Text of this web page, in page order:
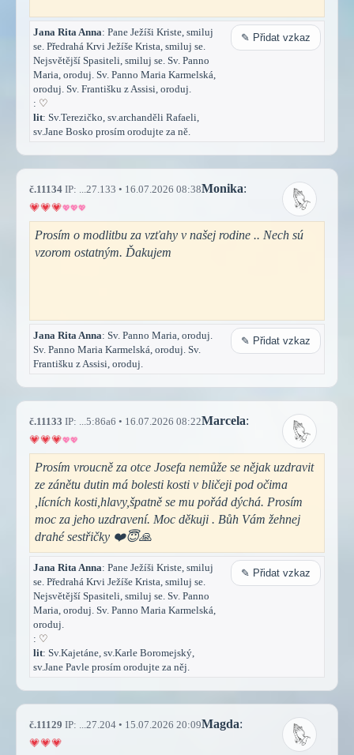
Jana Rita Anna: Pane Ježíši Kriste, smiluj
se. Předrahá Krvi Ježíše Krista, smiluj se.
Nejsvětější Spasiteli, smiluj se. Sv. Panno
Maria, oroduj. Sv. Panno Maria Karmelská,
oroduj. Sv. Františku z Assisi, oroduj.
: ♡
lit: Sv.Terezičko, sv.archanděli Rafaeli,
sv.Jane Bosko prosím orodujte za ně.
✎ Přidat vzkaz
č.11134 IP: ...27.133 • 16.07.2026 08:38Monika:
Prosím o modlitbu za vzťahy v našej rodine .. Nech sú
vzorom ostatným. Ďakujem
Jana Rita Anna: Sv. Panno Maria, oroduj.
Sv. Panno Maria Karmelská, oroduj. Sv.
Františku z Assisi, oroduj.
✎ Přidat vzkaz
č.11133 IP: ...5:86a6 • 16.07.2026 08:22Marcela:
Prosím vroucně za otce Josefa nemůže se nějak uzdravit
ze zánětu dutin má bolesti kosti v bličeji pod očima
,lícních kosti,hlavy,špatně se mu pořád dýchá. Prosím
moc za jeho uzdravení. Moc děkuji . Bůh Vám žehnej
drahé sestřičky ❤️😇🙏
Jana Rita Anna: Pane Ježíši Kriste, smiluj
se. Předrahá Krvi Ježíše Krista, smiluj se.
Nejsvětější Spasiteli, smiluj se. Sv. Panno
Maria, oroduj. Sv. Panno Maria Karmelská,
oroduj.
: ♡
lit: Sv.Kajetáne, sv.Karle Boromejský,
sv.Jane Pavle prosím orodujte za něj.
✎ Přidat vzkaz
č.11129 IP: ...27.204 • 15.07.2026 20:09Magda: